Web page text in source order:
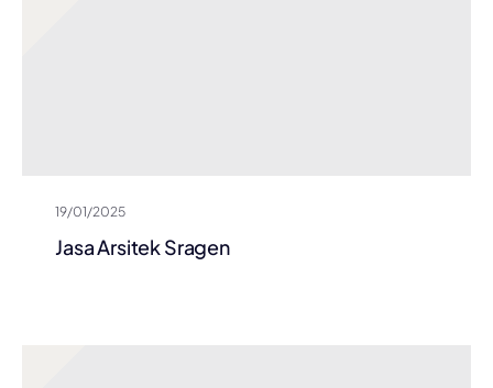
19/01/2025
Jasa Arsitek Sragen